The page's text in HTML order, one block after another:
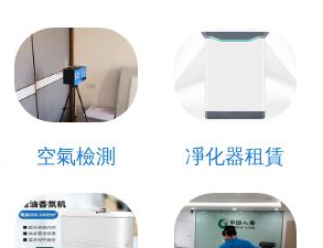
空氣檢測 凈化器租賃